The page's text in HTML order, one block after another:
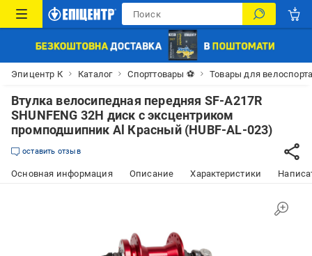
Эпицентр К Каталог Спорттовары ⚽ Товары для
Втулка велосипедная передняя SF-A217R
SHUNFENG 32H диск с эксцентриком
промподшипник Al Красный (HUBF-AL-023)
оставить отзыв
Основная информация Описание Характеристики